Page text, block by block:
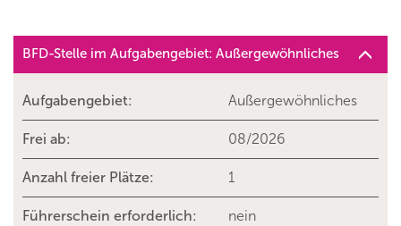
BFD-Stelle im Aufgabengebiet: Außergewöhnliches
Aufgabengebiet: Außergewöhnliches
Frei ab: 08/2026
Anzahl freier Plätze: 1
Führerschein erforderlich: nein